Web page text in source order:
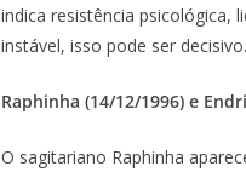
indica resistência psicológica,
instável, isso pode ser decisivo.
Raphinha (14/12/1996) e
O sagitariano Raphinha